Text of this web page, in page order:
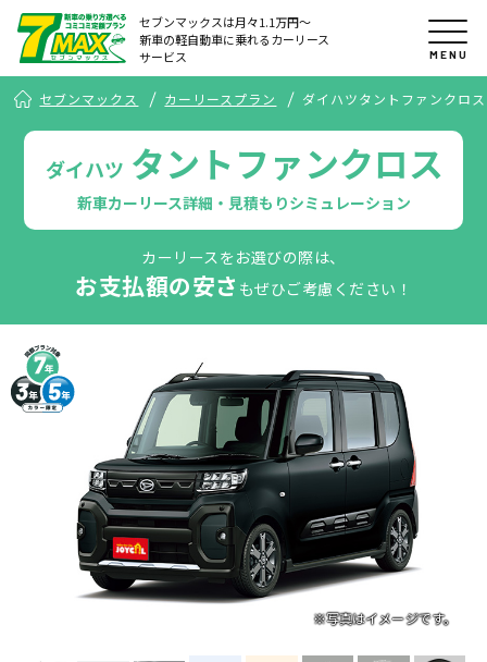
セブンマックスは月々1.1万円〜
新車の軽自動車に乗れるカーリース
サービス
MENU
セブンマックス カーリースプラン ダイハツタントファンクロ
ダイハツ タントファンクロス
新車カーリース詳細・見積もりシミュレーション
カーリースをお選びの際は、
お支払額の安さ もぜひご考慮ください！